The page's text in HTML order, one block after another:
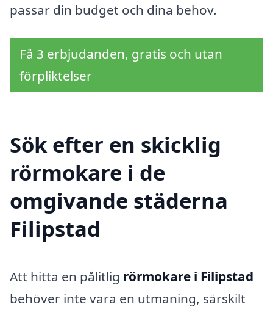
passar din budget och dina behov.
Få 3 erbjudanden, gratis och utan
förpliktelser
Sök efter en skicklig
rörmokare i de
omgivande städerna
Filipstad
Att hitta en pålitlig rörmokare i Filipstad
behöver inte vara en utmaning, särskilt